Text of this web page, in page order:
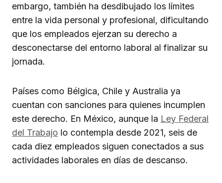
embargo, también ha desdibujado los límites
entre la vida personal y profesional, dificultando
que los empleados ejerzan su derecho a
desconectarse del entorno laboral al finalizar su
jornada.
Países como Bélgica, Chile y Australia ya
cuentan con sanciones para quienes incumplen
este derecho. En México, aunque la Ley Federal
del Trabajo lo contempla desde 2021, seis de
cada diez empleados siguen conectados a sus
actividades laborales en días de descanso.